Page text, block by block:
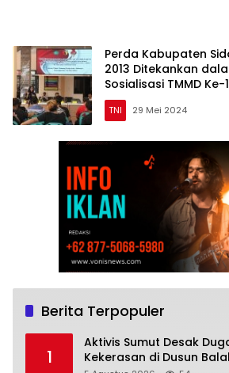
Perda Kabupaten
2013 Ditekankan
Sosialisasi TMMD Ke-
TNI 29 Mei 2024
Berita Terpopuler
1
Aktivis Sumut Desak
Kekerasan di Dusun